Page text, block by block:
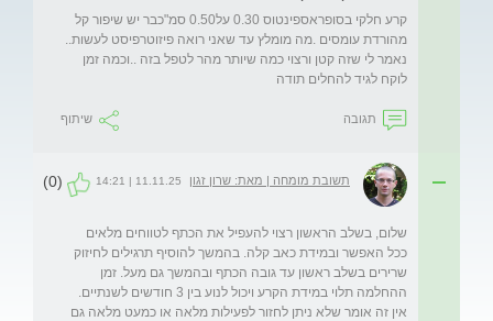
קרע חלקי בסופראספינטוס 0.30 על0.50 סמ"כבר יש שיפור קל
מהורדת עומסים .מה מומלץ עד שאני רואה פיזוטרפיסט לעשות..
נאמר לי שזה קטן ורצוי כמה שיותר מהר לטפל בזה ..וכמה זמן
לוקח לגיד להחלים תודה
תגובה שיתוף
תשובת מומחה | מאת: שרון זגון 11.11.25 | 14:21
(0)
שלום, בשלב הראשון רצוי להעפיל את הכתף לטווחים מלאים
ככל האפשר ובמידת כאב קלה. בהמשך להוסיף תרגילים לחיזוק
שרירים בשלב ראשון עד גובה הכתף ובהמשך גם מעל. זמן
ההחלמה תלוי במידת הקרע ויכול לנוע בין 3 חודשים לשנתיים.
אין זה אומר שלא ניתן לחזור לפעילות מלאה או כמעט מלאה גם